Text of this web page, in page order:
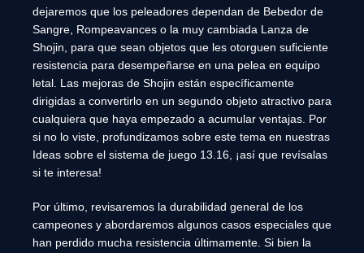
dejaremos que los peleadores dependan de Bebedor de
Sangre, Rompeavances o la muy cambiada Lanza de
Shojin, para que sean objetos que les otorguen suficiente
resistencia para desempeñarse en una pelea en equipo
letal. Las mejoras de Shojin están específicamente
dirigidas a convertirlo en un segundo objeto atractivo para
cualquiera que haya empezado a acumular ventajas. Por
si no lo viste, profundizamos sobre este tema en nuestras
Ideas sobre el sistema de juego 13.16, ¡así que revísalas
si te interesa!
Por último, revisaremos la durabilidad general de los
campeones y abordaremos algunos casos especiales que
han perdido mucha resistencia últimamente. Si bien la